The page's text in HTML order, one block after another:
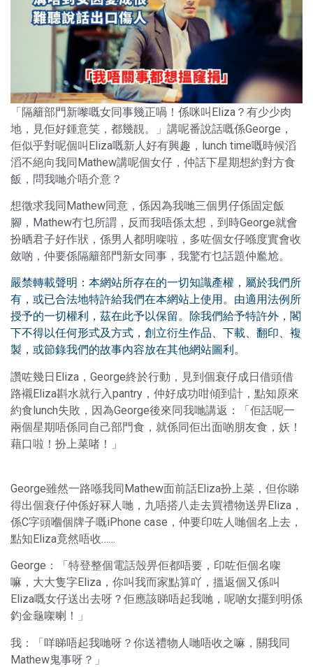
「隔籬部門新嚟嘅女同事幾正喎！係咪叫Eliza？有少少肉
地，見佢好鍾意笑，都幾靚。」講呢番說話嘅係George，
佢似乎對呢個叫Eliza嘅新人好有興趣，lunch time嘅時候滔
滔不絕向我同Mathew講呢個女仔，仲話下星期想約對方食
飯，問我哋介唔介意？
想徵求我同Mathew同意，係因為我哋三個男仔係固定飯
腳，Mathew冇乜所謂，反而我唔係太想，到時George就會
扮晒君子好作狀，係男人都明㗎啦，多咗個女仔喺度實會收
斂啲，仲要係隔籬部門新女同事，我驚冇乜話題仲尷尬。
嚴禁轉載聲明：本網站所存在的一切知識產權，屬於我們所
有，或已合法地特許給我們在本網站上使用。由適用法例所
授予的一切權利，茲在此予以保留。除我們給予特許外，閣
下不得以任何形式及方式，創立衍生作品、下載、翻印、複
製，或節錄我們的故事內容放在其他網站圖利。
讚咗幾日Eliza，George終於行動，見到個衰仔成日借頭借
路襯Eliza斟水就行入pantry，仲好成功咁傾到計，點知原來
約食lunch失敗，因為George後來同我哋講返：「佢話呢一
兩個星期唔係同自己部門食，就係同佢出面啲朋友食，妖！
藉口啦！扮上菜啫！」
George雖然一路喺我同Mathew面前話Eliza扮上菜，但你睇
得出個衰仔仲係好冧人哋，九唔搭八走去買禮物送畀Eliza，
係C字頭嗰個牌子嘅iPhone case，仲要印咗人哋個名上去，
點知Eliza竟然唔收……
George：「特登整個電話殼畀佢都唔要，印咗佢個名㗎
嘛，大大隻字Eliza，你叫我而家點算吖，搵返個又係叫
Eliza嘅女仔送出去呀？佢應該睇唔起我哋，呢啲女擺到明係
釣金龜㗎喇！」
我：「咩睇唔起我哋呀？你送禮物人哋唔收之嘛，關我同
Mathew鬼事呀？」